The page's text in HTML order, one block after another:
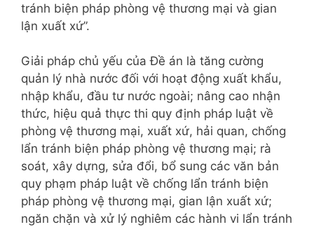
tránh biện pháp phòng vệ thương mại và gian
lận xuất xứ”.
Giải pháp chủ yếu của Đề án là tăng cường
quản lý nhà nước đối với hoạt động xuất khẩu,
nhập khẩu, đầu tư nước ngoài; nâng cao nhận
thức, hiệu quả thực thi quy định pháp luật về
phòng vệ thương mại, xuất xứ, hải quan, chống
lẩn tránh biện pháp phòng vệ thương mại; rà
soát, xây dựng, sửa đổi, bổ sung các văn bản
quy phạm pháp luật về chống lẩn tránh biện
pháp phòng vệ thương mại, gian lận xuất xứ;
ngăn chặn và xử lý nghiêm các hành vi lẩn tránh